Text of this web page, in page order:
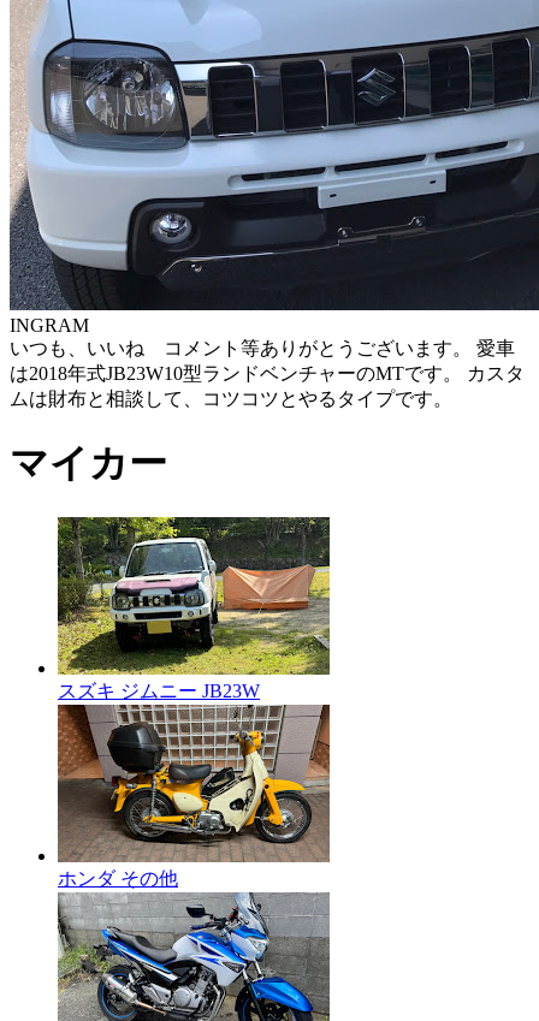
INGRAM
いつも、いいね コメント等ありがとうございます。 愛車
は2018年式JB23W10型ランドベンチャーのMTです。 カスタ
ムは財布と相談して、コツコツとやるタイプです。
マイカー
スズキ ジムニー JB23W
ホンダ その他